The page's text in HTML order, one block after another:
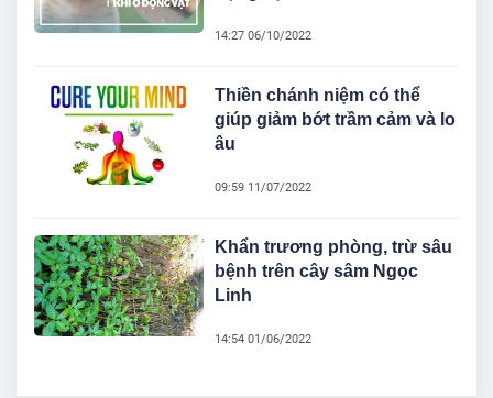
14:27 06/10/2022
Thiền chánh niệm có thể
giúp giảm bớt trầm cảm và lo
âu
09:59 11/07/2022
Khẩn trương phòng, trừ sâu
bệnh trên cây sâm Ngọc
Linh
14:54 01/06/2022